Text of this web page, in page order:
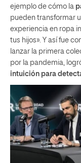
ejemplo de cómo la
pueden transformar
experiencia en ropa
tus hijos». Y así fue
lanzar la primera
por la pandemia,
intuición para